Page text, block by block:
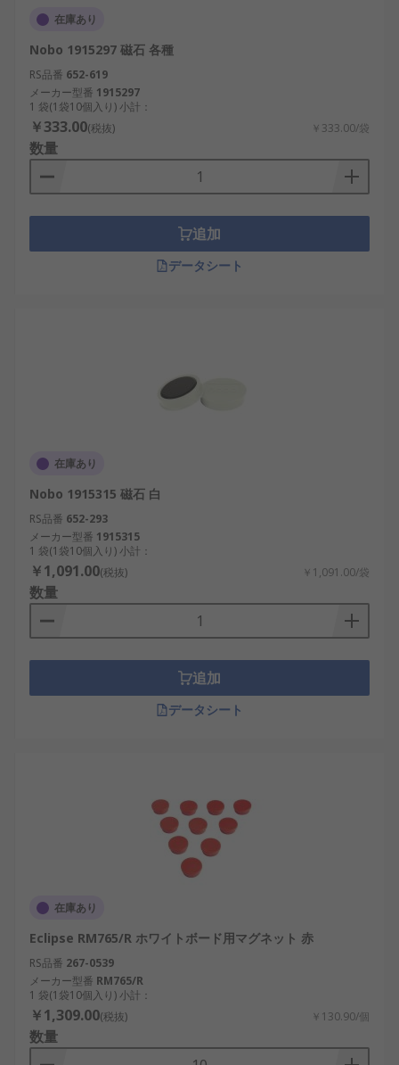
在庫あり
Nobo 1915297 磁石 各種
RS品番 652-619
メーカー型番 1915297
1 袋(1袋10個入り) 小計：
￥333.00(税抜) ￥333.00/袋
数量
追加
データシート
在庫あり
Nobo 1915315 磁石 白
RS品番 652-293
メーカー型番 1915315
1 袋(1袋10個入り) 小計：
￥1,091.00(税抜) ￥1,091.00/袋
数量
追加
データシート
在庫あり
Eclipse RM765/R ホワイトボード用マグネット 赤
RS品番 267-0539
メーカー型番 RM765/R
1 袋(1袋10個入り) 小計：
￥1,309.00(税抜) ￥130.90/個
数量